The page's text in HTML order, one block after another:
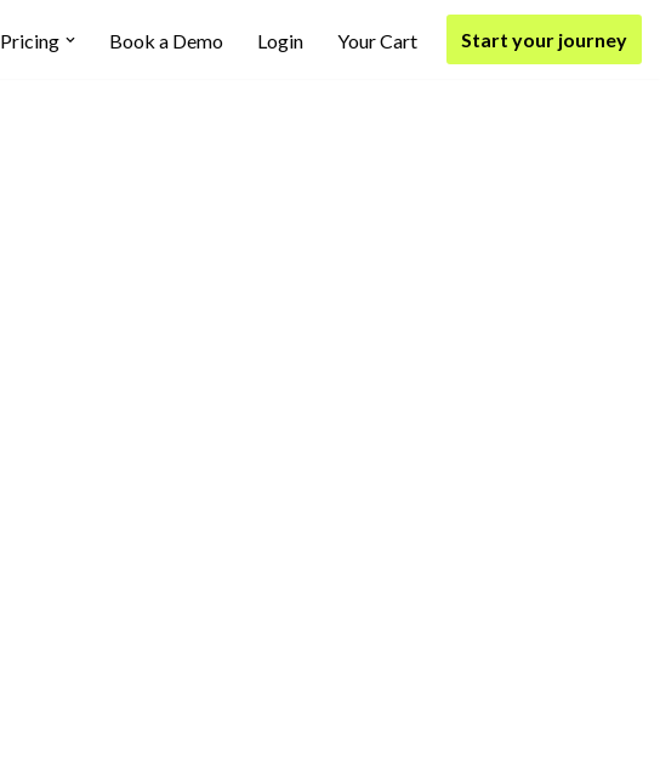
Pricing Book a Demo Login Your Cart Start your journey